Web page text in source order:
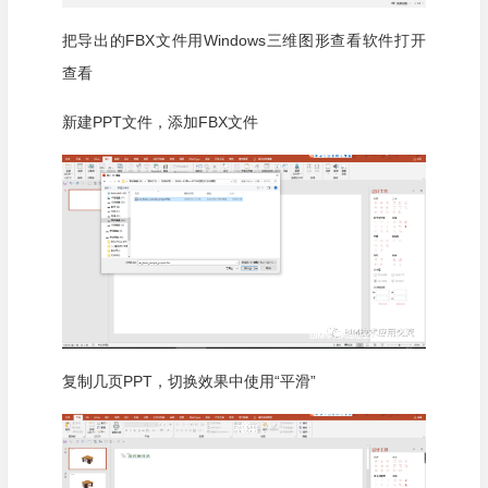
把导出的FBX文件用Windows三维图形查看软件打开
查看
新建PPT文件，添加FBX文件
复制几页PPT，切换效果中使用“平滑”